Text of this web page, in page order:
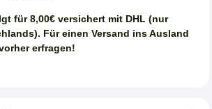
für 8,00€ versichert mit DHL (nur
Für einen Versand ins Ausland
erfragen!